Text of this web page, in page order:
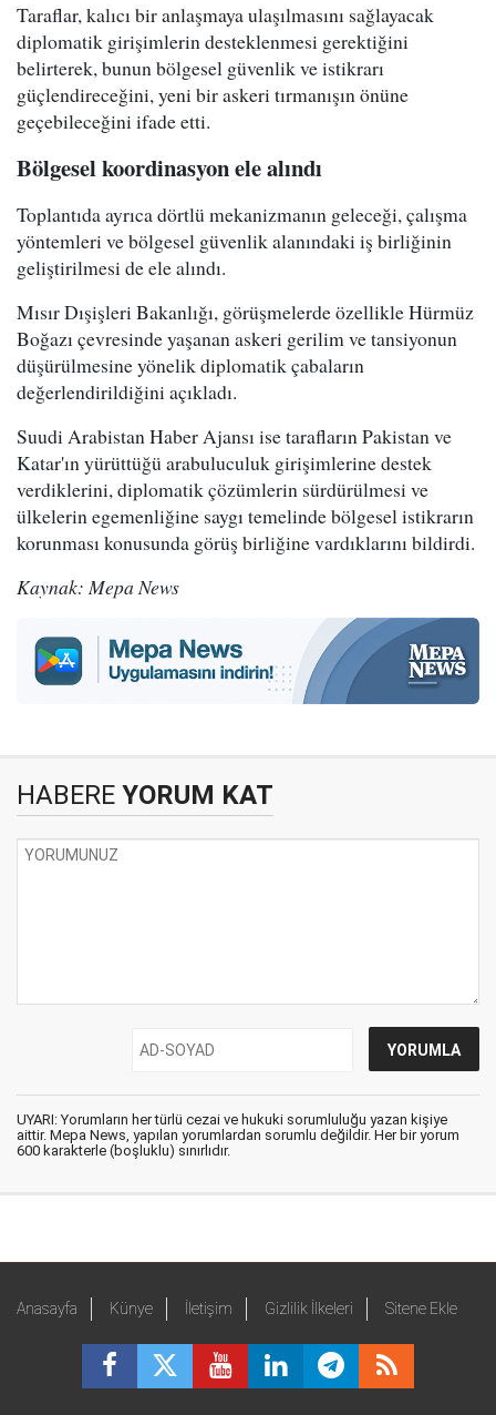
Taraflar, kalıcı bir anlaşmaya ulaşılmasını sağlayacak
diplomatik girişimlerin desteklenmesi gerektiğini
belirterek, bunun bölgesel güvenlik ve istikrarı
güçlendireceğini, yeni bir askeri tırmanışın önüne
geçebileceğini ifade etti.
Bölgesel koordinasyon ele alındı
Toplantıda ayrıca dörtlü mekanizmanın geleceği, çalışma
yöntemleri ve bölgesel güvenlik alanındaki iş birliğinin
geliştirilmesi de ele alındı.
Mısır Dışişleri Bakanlığı, görüşmelerde özellikle Hürmüz
Boğazı çevresinde yaşanan askeri gerilim ve tansiyonun
düşürülmesine yönelik diplomatik çabaların
değerlendirildiğini açıkladı.
Suudi Arabistan Haber Ajansı ise tarafların Pakistan ve
Katar'ın yürüttüğü arabuluculuk girişimlerine destek
verdiklerini, diplomatik çözümlerin sürdürülmesi ve
ülkelerin egemenliğine saygı temelinde bölgesel istikrarın
korunması konusunda görüş birliğine vardıklarını bildirdi.
Kaynak: Mepa News
HABERE YORUM KAT
UYARI: Yorumların her türlü cezai ve hukuki sorumluluğu yazan kişiye
aittir. Mepa News, yapılan yorumlardan sorumlu değildir. Her bir yorum
600 karakterle (boşluklu) sınırlıdır.
Anasayfa Künye İletişim Gizlilik İlkeleri Sitene Ekle